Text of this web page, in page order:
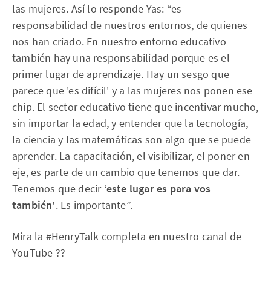
las mujeres. Así lo responde Yas: “es
responsabilidad de nuestros entornos, de quienes
nos han criado. En nuestro entorno educativo
también hay una responsabilidad porque es el
primer lugar de aprendizaje. Hay un sesgo que
parece que 'es difícil' y a las mujeres nos ponen ese
chip. El sector educativo tiene que incentivar mucho,
sin importar la edad, y entender que la tecnología,
la ciencia y las matemáticas son algo que se puede
aprender. La capacitación, el visibilizar, el poner en
eje, es parte de un cambio que tenemos que dar.
Tenemos que decir‘este lugar es para vos
también’. Es importante”.
Mira la #HenryTalk completa en nuestro canal de
YouTube ??